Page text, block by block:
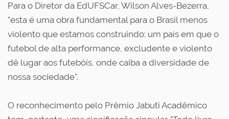
Para o Diretor da EdUFSCar, Wilson Alves-Bezerra,
"esta é uma obra fundamental para o Brasil menos
violento que estamos construindo: um país em que o
futebol de alta performance, excludente e violento
dê lugar aos futebóis, onde caiba a diversidade de
nossa sociedade".
O reconhecimento pelo Prêmio Jabuti Acadêmico